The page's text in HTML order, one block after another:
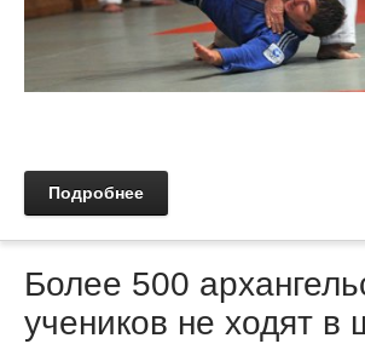
Подробнее
Более 500
учеников не ходят в